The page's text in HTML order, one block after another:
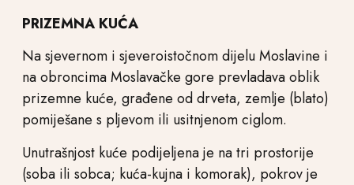
PRIZEMNA KUĆA
Na sjevernom i sjeveroistočnom dijelu Moslavine i
na obroncima Moslavačke gore prevladava oblik
prizemne kuće, građene od drveta, zemlje (blato)
pomiješane s pljevom ili usitnjenom ciglom.
Unutrašnjost kuće podijeljena je na tri prostorije
(soba ili sobca; kuća-kujna i komorak), pokrov je